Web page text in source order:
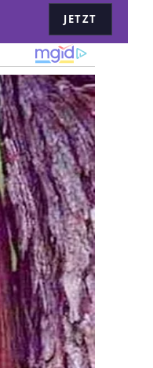
JETZT